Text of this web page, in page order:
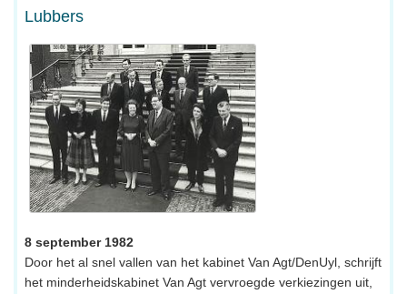
Lubbers
8 september 1982
Door het al snel vallen van het kabinet Van Agt/DenUyl, schrijft
het minderheidskabinet Van Agt vervroegde verkiezingen uit,